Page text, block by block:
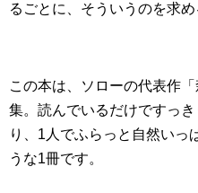
るごとに、そういうのを求
この本は、ソローの代表作
集。読んでいるだけですっ
り、1人でふらっと自然いっ
うな1冊です。